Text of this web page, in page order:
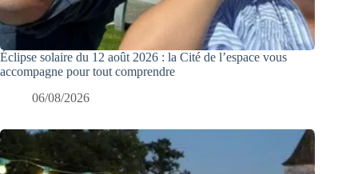
Éclipse solaire du 12 août 2026 : la Cité de l’espace vous
accompagne pour tout comprendre
06/08/2026